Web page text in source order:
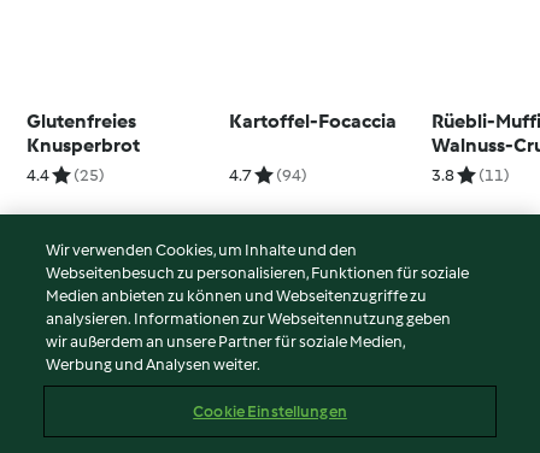
Glutenfreies
Knusperbrot
4.4 (25)
Kartoffel-Focaccia
4.7 (94)
Rüebli-
Walnuss-
dem Nester
3.8 (11)
© Copyright 2026
Nutzungsbedingungen
Datenschutzrichtlinien
Impressum
Wir verwenden Cookies, um Inhalte und den
Webseitenbesuch zu personalisieren, Funktionen für soziale
Medien anbieten zu können und Webseitenzugriffe zu
analysieren. Informationen zur Webseitennutzung geben
wir außerdem an unsere Partner für soziale Medien,
Werbung und Analysen weiter.
Cookie Einstellungen